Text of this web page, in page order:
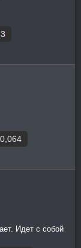
Идет с собой